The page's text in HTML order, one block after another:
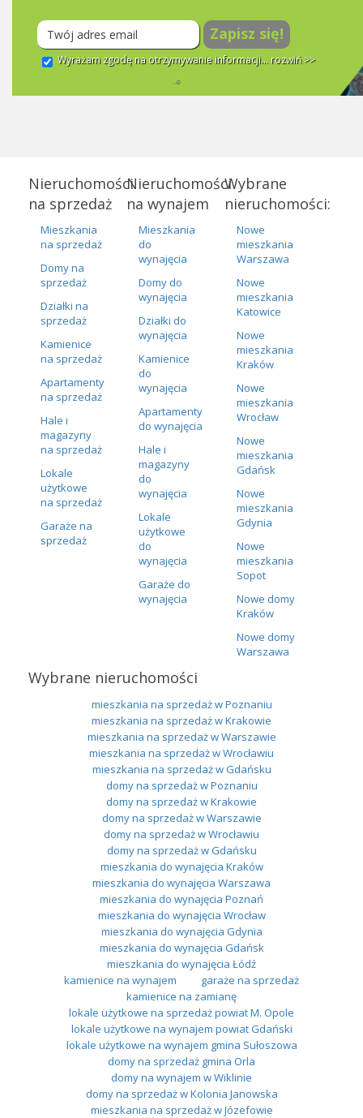
Zapisz się!
Wyrażam zgodę na otrzymywanie informacji... rozwiń >>
Nieruchomości
na sprzedaż
Mieszkania
na sprzedaż
Domy na
sprzedaż
Działki na
sprzedaż
Kamienice
na sprzedaż
Apartamenty
na sprzedaż
Hale i
magazyny
na sprzedaż
Lokale
użytkowe
na sprzedaż
Garaże na
sprzedaż
Nieruchomości
na wynajem
Mieszkania
do
wynajęcia
Domy do
wynajęcia
Działki do
wynajęcia
Kamienice
do
wynajęcia
Apartamenty
do wynajęcia
Hale i
magazyny
do
wynajęcia
Lokale
użytkowe
do
wynajęcia
Garaże do
wynajęcia
Wybrane
nieruchomości:
Nowe
mieszkania
Warszawa
Nowe
mieszkania
Katowice
Nowe
mieszkania
Kraków
Nowe
mieszkania
Wrocław
Nowe
mieszkania
Gdańsk
Nowe
mieszkania
Gdynia
Nowe
mieszkania
Sopot
Nowe domy
Kraków
Nowe domy
Warszawa
Wybrane nieruchomości
mieszkania na sprzedaż w Poznaniu
mieszkania na sprzedaż w Krakowie
mieszkania na sprzedaż w Warszawie
mieszkania na sprzedaż w Wrocławiu
mieszkania na sprzedaż w Gdańsku
domy na sprzedaż w Poznaniu
domy na sprzedaż w Krakowie
domy na sprzedaż w Warszawie
domy na sprzedaż w Wrocławiu
domy na sprzedaż w Gdańsku
mieszkania do wynajęcia Kraków
mieszkania do wynajęcia Warszawa
mieszkania do wynajęcia Poznań
mieszkania do wynajęcia Wrocław
mieszkania do wynajęcia Gdynia
mieszkania do wynajęcia Gdańsk
mieszkania do wynajęcia Łódź
kamienice na wynajem
garaże na sprzedaż
kamienice na zamianę
lokale użytkowe na sprzedaż powiat M. Opole
lokale użytkowe na wynajem powiat Gdański
lokale użytkowe na wynajem gmina Sułoszowa
domy na sprzedaż gmina Orla
domy na wynajem w Wiklinie
domy na sprzedaż w Kolonia Janowska
mieszkania na sprzedaż w Józefowie